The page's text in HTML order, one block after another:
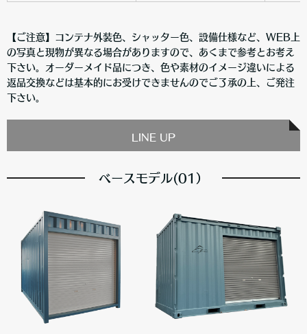
【ご注意】コンテナ外装色、シャッター色、設備仕様など、WEB上
の写真と現物が異なる場合がありますので、あくまで参考とお考え
下さい。オーダーメイド品につき、色や素材のイメージ違いによる
返品交換などは基本的にお受けできませんのでご了承の上、ご発注
下さい。
LINE UP
ベースモデル(01）